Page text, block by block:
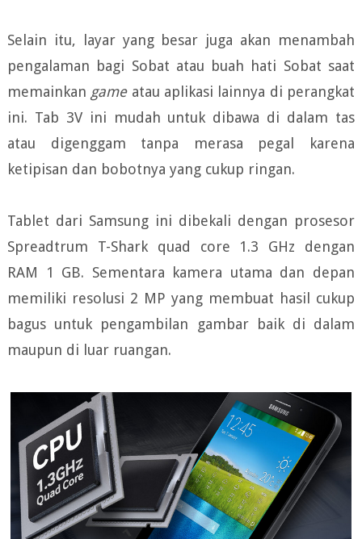
Selain itu, layar yang besar juga akan menambah
pengalaman bagi Sobat atau buah hati Sobat saat
memainkan gameatau aplikasi lainnya di perangkat
ini. Tab 3V ini mudah untuk dibawa di dalam tas
atau digenggam tanpa merasa pegal karena
ketipisan dan bobotnya yang cukup ringan.
Tablet dari Samsung ini dibekali dengan prosesor
Spreadtrum T-Shark quad core 1.3 GHz dengan
RAM 1 GB. Sementara kamera utama dan depan
memiliki resolusi 2 MP yang membuat hasil cukup
bagus untuk pengambilan gambar baik di dalam
maupun di luar ruangan.